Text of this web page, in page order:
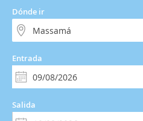
Dónde ir
Entrada
Salida